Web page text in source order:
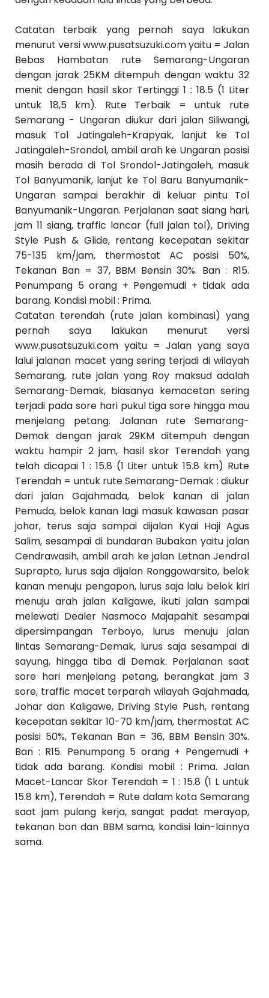
Catatan terbaik yang pernah saya lakukan
menurut versi www.pusatsuzuki.com yaitu = Jalan
Bebas Hambatan rute Semarang-Ungaran
dengan jarak 25KM ditempuh dengan waktu 32
menit dengan hasil skor Tertinggi 1 : 18.5 (1 Liter
untuk 18,5 km). Rute Terbaik = untuk rute
Semarang - Ungaran diukur dari jalan Siliwangi,
masuk Tol Jatingaleh-Krapyak, lanjut ke Tol
Jatingaleh-Srondol, ambil arah ke Ungaran posisi
masih berada di Tol Srondol-Jatingaleh, masuk
Tol Banyumanik, lanjut ke Tol Baru Banyumanik-
Ungaran sampai berakhir di keluar pintu Tol
Banyumanik-Ungaran. Perjalanan saat siang hari,
jam 11 siang, traffic lancar (full jalan tol), Driving
Style Push & Glide, rentang kecepatan sekitar
75-135 km/jam, thermostat AC posisi 50%,
Tekanan Ban = 37, BBM Bensin 30%. Ban : R15.
Penumpang 5 orang + Pengemudi + tidak ada
barang. Kondisi mobil : Prima.
Catatan terendah (rute jalan kombinasi) yang
pernah saya lakukan menurut versi
www.pusatsuzuki.com yaitu = Jalan yang saya
lalui jalanan macet yang sering terjadi di wilayah
Semarang, rute jalan yang Roy maksud adalah
Semarang-Demak, biasanya kemacetan sering
terjadi pada sore hari pukul tiga sore hingga mau
menjelang petang. Jalanan rute Semarang-
Demak dengan jarak 29KM ditempuh dengan
waktu hampir 2 jam, hasil skor Terendah yang
telah dicapai 1 : 15.8 (1 Liter untuk 15.8 km) Rute
Terendah = untuk rute Semarang-Demak : diukur
dari jalan Gajahmada, belok kanan di jalan
Pemuda, belok kanan lagi masuk kawasan pasar
johar, terus saja sampai dijalan Kyai Haji Agus
Salim, sesampai di bundaran Bubakan yaitu jalan
Cendrawasih, ambil arah ke jalan Letnan Jendral
Suprapto, lurus saja dijalan Ronggowarsito, belok
kanan menuju pengapon, lurus saja lalu belok kiri
menuju arah jalan Kaligawe, ikuti jalan sampai
melewati Dealer Nasmoco Majapahit sesampai
dipersimpangan Terboyo, lurus menuju jalan
lintas Semarang-Demak, lurus saja sesampai di
sayung, hingga tiba di Demak. Perjalanan saat
sore hari menjelang petang, berangkat jam 3
sore, traffic macet terparah wilayah Gajahmada,
Johar dan Kaligawe, Driving Style Push, rentang
kecepatan sekitar 10-70 km/jam, thermostat AC
posisi 50%, Tekanan Ban = 36, BBM Bensin 30%.
Ban : R15. Penumpang 5 orang + Pengemudi +
tidak ada barang. Kondisi mobil : Prima. Jalan
Macet-Lancar Skor Terendah = 1 : 15.8 (1 L untuk
15.8 km), Terendah = Rute dalam kota Semarang
saat jam pulang kerja, sangat padat merayap,
tekanan ban dan BBM sama, kondisi lain-lainnya
sama.